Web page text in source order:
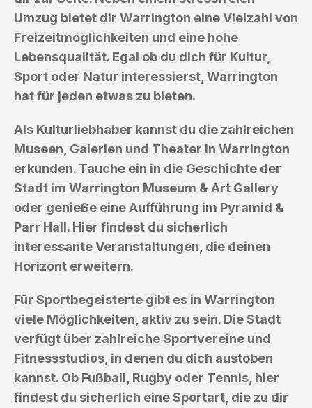
Umzug bietet dir Warrington eine Vielzahl von
Freizeitmöglichkeiten und eine hohe
Lebensqualität. Egal ob du dich für Kultur,
Sport oder Natur interessierst, Warrington
hat für jeden etwas zu bieten.
Als Kulturliebhaber kannst du die zahlreichen
Museen, Galerien und Theater in Warrington
erkunden. Tauche ein in die Geschichte der
Stadt im Warrington Museum & Art Gallery
oder genieße eine Aufführung im Pyramid &
Parr Hall. Hier findest du sicherlich
interessante Veranstaltungen, die deinen
Horizont erweitern.
Für Sportbegeisterte gibt es in Warrington
viele Möglichkeiten, aktiv zu sein. Die Stadt
verfügt über zahlreiche Sportvereine und
Fitnessstudios, in denen du dich austoben
kannst. Ob Fußball, Rugby oder Tennis, hier
findest du sicherlich eine Sportart, die zu dir